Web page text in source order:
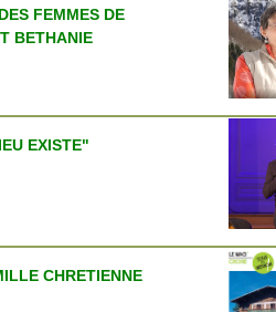
FEMMES DE
BETHANIE
EXISTE"
CHRETIENNE